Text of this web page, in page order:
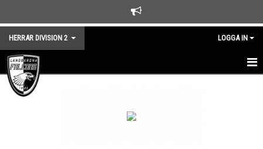
HERRAR DIVISION 2 LOGGA IN
HEM